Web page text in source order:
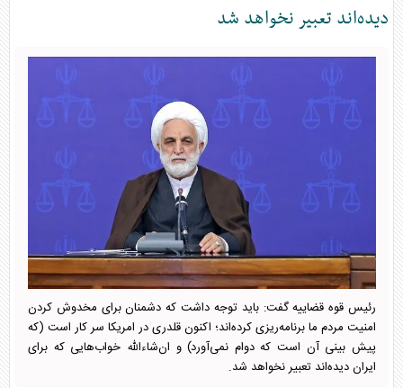
دیده‌اند تعبیر نخواهد شد
رئیس قوه قضاییه گفت: باید توجه داشت که دشمنان برای مخدوش کردن
امنیت مردم ما برنامه‌ریزی کرده‌اند؛ اکنون قلدری در امریکا سر کار است (که
پیش بینی آن است که دوام نمی‌آورد) و ان‌شاءالله خواب‌هایی که برای
ایران دیده‌اند تعبیر نخواهد شد.